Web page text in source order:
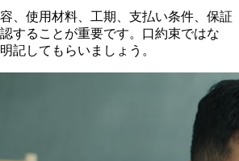
、使用材料、工期、支払い条件、保証
することが重要です。口約束ではな
記してもらいましょう。